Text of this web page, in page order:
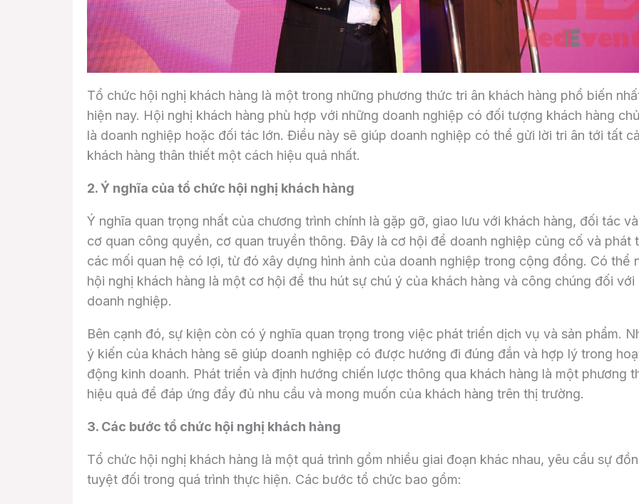
Tổ chức hội nghị khách hàng là một trong những phương thức tri ân khách hàng phổ biến
hiện nay. Hội nghị khách hàng phù hợp với những doanh nghiệp có đối tượng khách hàng
là doanh nghiệp hoặc đối tác lớn. Điều này sẽ giúp doanh nghiệp có thể gửi lời tri ân tới tất
khách hàng thân thiết một cách hiệu quả nhất.
2. Ý nghĩa của tổ chức hội nghị khách hàng
Ý nghĩa quan trọng nhất của chương trình chính là gặp gỡ, giao lưu với khách hàng, đối tác
cơ quan công quyền, cơ quan truyền thông. Đây là cơ hội để doanh nghiệp củng cố và phát
các mối quan hệ có lợi, từ đó xây dựng hình ảnh của doanh nghiệp trong cộng đồng. Có thể
hội nghị khách hàng là một cơ hội để thu hút sự chú ý của khách hàng và công chúng đối với
doanh nghiệp.
Bên cạnh đó, sự kiện còn có ý nghĩa quan trọng trong việc phát triển dịch vụ và sản phẩm.
ý kiến của khách hàng sẽ giúp doanh nghiệp có được hướng đi đúng đắn và hợp lý trong
động kinh doanh. Phát triển và định hướng chiến lược thông qua khách hàng là một phương
hiệu quả để đáp ứng đầy đủ nhu cầu và mong muốn của khách hàng trên thị trường.
3. Các bước tổ chức hội nghị khách hàng
Tổ chức hội nghị khách hàng là một quá trình gồm nhiều giai đoạn khác nhau, yêu cầu sự
tuyệt đối trong quá trình thực hiện. Các bước tổ chức bao gồm: